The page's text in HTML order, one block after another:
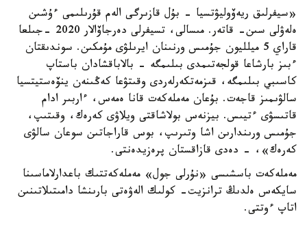
«سيفرلىق ريەۆوليۋتسيا - بۇل قازىرگى الەم قۇرىلىمى ءۇشىن
ەلەۋلى سىن- قاتەر. مىسالى، تسيفرلى دەرجاۆالار 2020 -جىلعا
قاراي 5 ميلليون جۇمىس ورنىنان ايرىلۋى مۇمكىن. سوندىقتان
ءبىز بارشاعا قولجەتىمدى بىلىمگە - بالاباقشادان باستاپ
كاسىبي بىلىمگە، قىزمەتكەرلەردى وقىتۋعا كەڭىنەن ينۆەستيتسيا
سالۋىمىز قاجەت. بۇعان مەملەكەت قانا ەمەس، ءاربىر ادام
قاتىسۋى ءتيىس. بيزنەس بولاشاقتى ويلاۋى كەرەك، وقىتىپ،
جۇمىس ورىندارىن اشا وتىرىپ، بوس قاراجاتىن سوعان سالۋى
كەرەك»، - دەدى قازاقستان پرەزيدەنتى.
مەملەكەت باسشىسى «نۇرلى جول» مەملەكەتتىك باعدارلاماسىنا
سايكەس ەلدىڭ ترانزيت- كولىك الەۋەتى بارىنشا دامىتىلاتىنىن
اتاپ ءوتتى.